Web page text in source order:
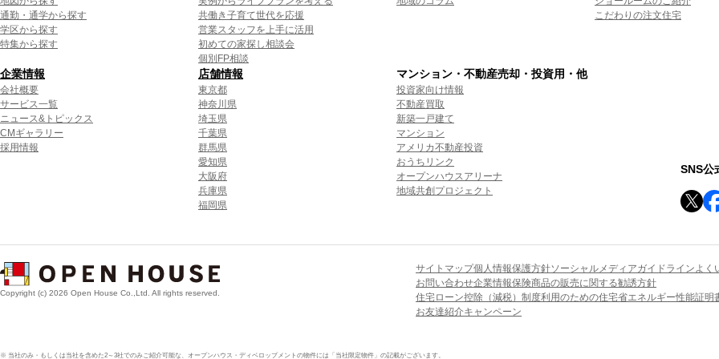
通勤・通学から探す
学区から探す
特集から探す
共働き子育て世代を応援
営業スタッフを上手に活用
初めての家探し相談会
個別FP相談
こだわりの注文住宅
企業情報
会社概要
サービス一覧
ニュース&トピックス
CMギャラリー
採用情報
店舗情報
東京都
神奈川県
埼玉県
千葉県
群馬県
愛知県
大阪府
兵庫県
福岡県
マンション・不動産売却・投資用・他
投資家向け情報
不動産買取
新築一戸建て
マンション
アメリカ不動産投資
おうちリンク
オープンハウスアリーナ
地域共創プロジェクト
SNS公
Copyright (c) 2026 Open House Co.,Ltd. All rights reserved.
サイトマップ個人情報保護方針ソーシャルメディアガイドラインよく
お問い合わせ企業情報保険商品の販売に関する勧誘方針
住宅ローン控除（減税）制度利用のための住宅省エネルギー性能証明
お友達紹介キャンペーン
※ 当社のみ・もしくは当社を含めた2～3社でのみご紹介可能な、オープンハウス・ディベロップメントの物件には「当社限定物件」の記載がございます。